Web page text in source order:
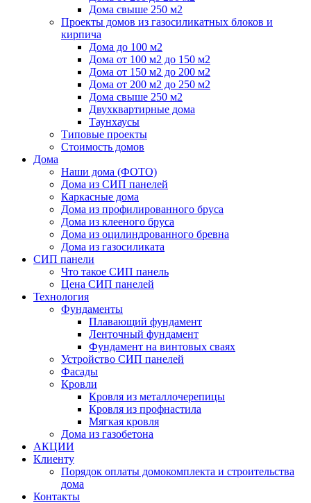
Дома свыше 250 м2
Проекты домов из газосиликатных блоков и
кирпича
Дома до 100 м2
Дома от 100 м2 до 150 м2
Дома от 150 м2 до 200 м2
Дома от 200 м2 до 250 м2
Дома свыше 250 м2
Двухквартирные дома
Таунхаусы
Типовые проекты
Стоимость домов
Дома
Наши дома (ФОТО)
Дома из СИП панелей
Каркасные дома
Дома из профилированного бруса
Дома из клееного бруса
Дома из оцилиндрованного бревна
Дома из газосиликата
СИП панели
Что такое СИП панель
Цена СИП панелей
Технология
Фундаменты
Плавающий фундамент
Ленточный фундамент
Фундамент на винтовых сваях
Устройство СИП панелей
Фасады
Кровли
Кровля из металлочерепицы
Кровля из профнастила
Мягкая кровля
Дома из газобетона
АКЦИИ
Клиенту
Порядок оплаты домокомплекта и строительства
дома
Контакты